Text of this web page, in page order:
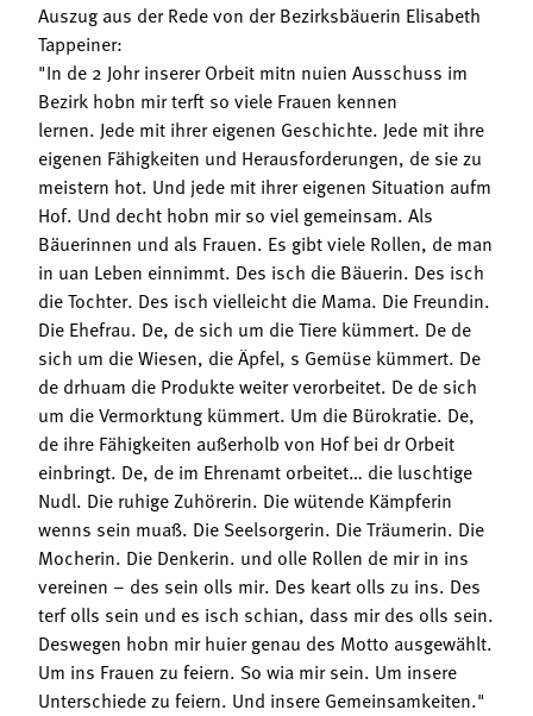
Auszug aus der Rede von der Bezirksbäuerin Elisabeth
Tappeiner:
"In de 2 Johr inserer Orbeit mitn nuien Ausschuss im
Bezirk hobn mir terft so viele Frauen kennen
lernen. Jede mit ihrer eigenen Geschichte. Jede mit ihre
eigenen Fähigkeiten und Herausforderungen, de sie zu
meistern hot. Und jede mit ihrer eigenen Situation aufm
Hof. Und decht hobn mir so viel gemeinsam. Als
Bäuerinnen und als Frauen. Es gibt viele Rollen, de man
in uan Leben einnimmt. Des isch die Bäuerin. Des isch
die Tochter. Des isch vielleicht die Mama. Die Freundin.
Die Ehefrau. De, de sich um die Tiere kümmert. De de
sich um die Wiesen, die Äpfel, s Gemüse kümmert. De
de drhuam die Produkte weiter verorbeitet. De de sich
um die Vermorktung kümmert. Um die Bürokratie. De,
de ihre Fähigkeiten außerholb von Hof bei dr Orbeit
einbringt. De, de im Ehrenamt orbeitet… die luschtige
Nudl. Die ruhige Zuhörerin. Die wütende Kämpferin
wenns sein muaß. Die Seelsorgerin. Die Träumerin. Die
Mocherin. Die Denkerin. und olle Rollen de mir in ins
vereinen – des sein olls mir. Des keart olls zu ins. Des
terf olls sein und es isch schian, dass mir des olls sein.
Deswegen hobn mir huier genau des Motto ausgewählt.
Um ins Frauen zu feiern. So wia mir sein. Um insere
Unterschiede zu feiern. Und insere Gemeinsamkeiten."